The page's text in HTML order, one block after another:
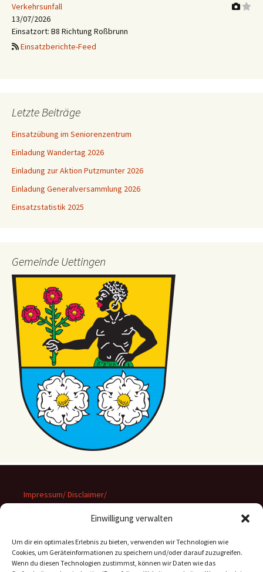
Einwilligung verwalten
Um dir ein optimales Erlebnis zu bieten, verwenden wir Technologien wie
Cookies, um Geräteinformationen zu speichern und/oder darauf zuzugreifen.
Wenn du diesen Technologien zustimmst, können wir Daten wie das
Verkehrsunfall
13/07/2026
Einsatzort: B8 Richtung Roßbrunn
Einsatzberichte-Feed
Letzte Beiträge
Einsatzübung im Seniorenzentrum
Einladung Wandertag 2026
Einladung zur Aktion Putzmunter 2026
Einladung Generalversammlung 2026
Einsatzstatistik 2025
Gemeinde Uettingen
Impressum/ Disclaimer/
Datenschutz